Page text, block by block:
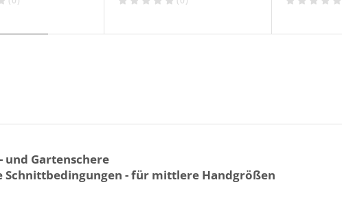
und Gartenschere
Schnittbedingungen - für mittlere Handgrößen